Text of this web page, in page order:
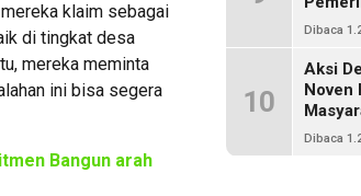
klaim sebagai
di tingkat desa
mereka meminta
ini bisa segera
Bangun arah
Dibaca
10
Aksi
Noven
Dibaca